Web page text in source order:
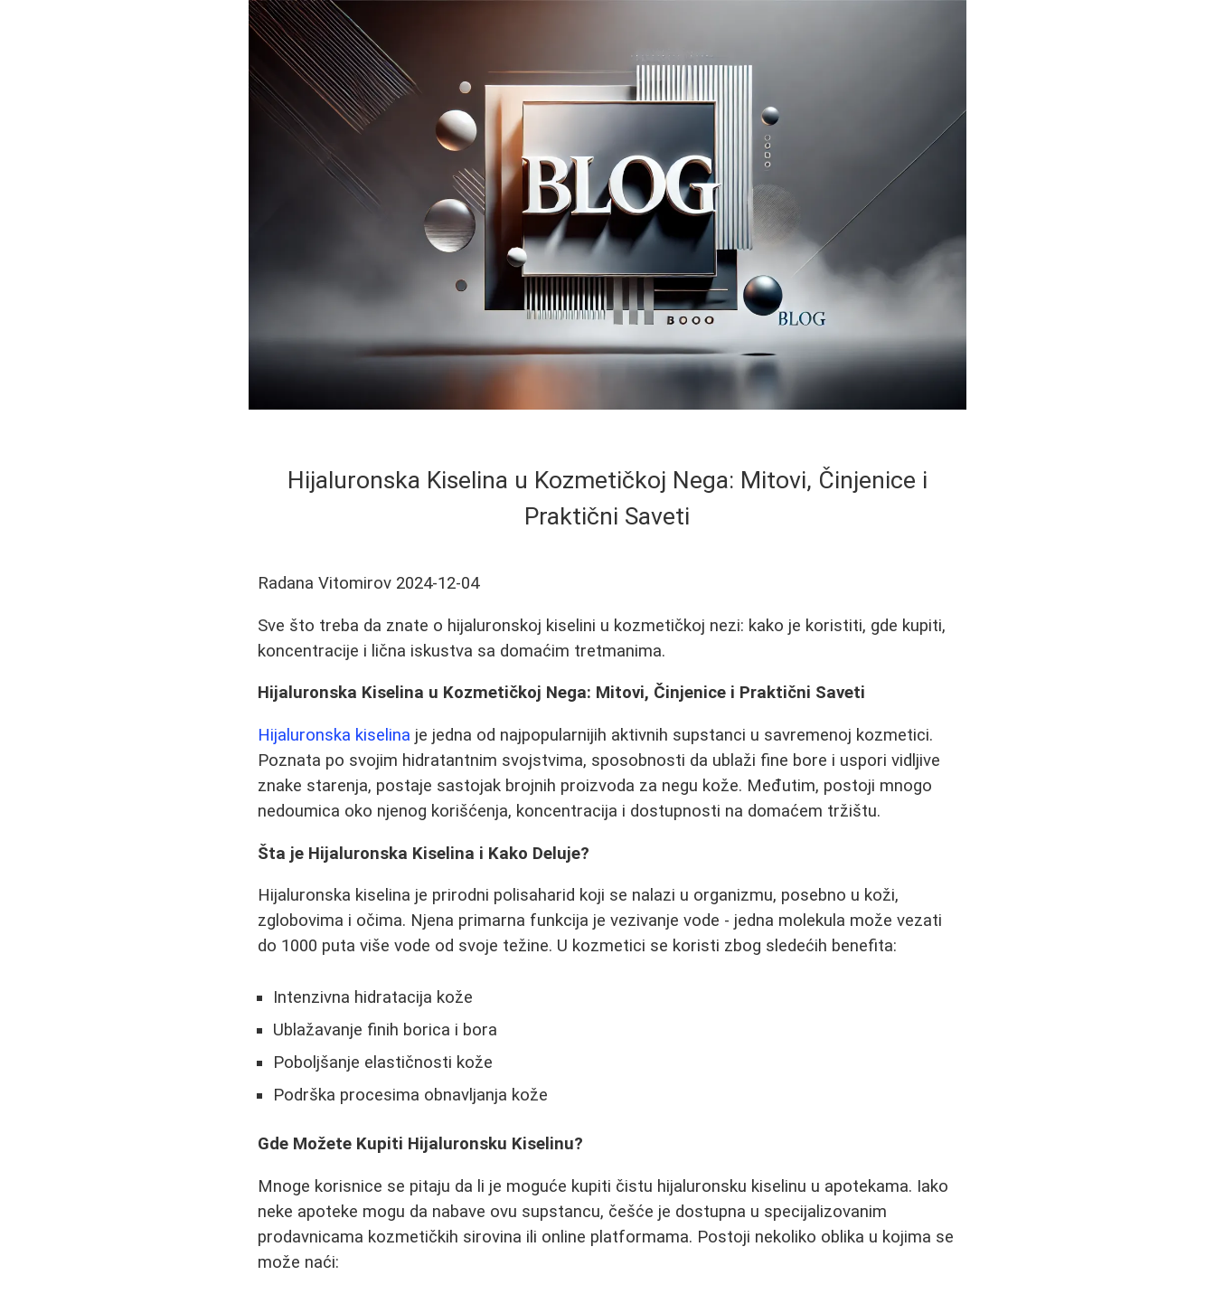
Hijaluronska Kiselina u Kozmetičkoj Nega: Mitovi, Činjenice i
Praktični Saveti
Radana Vitomirov 2024-12-04
Sve što treba da znate o hijaluronskoj kiselini u kozmetičkoj nezi: kako je koristiti, gde kupiti,
koncentracije i lična iskustva sa domaćim tretmanima.
Hijaluronska Kiselina u Kozmetičkoj Nega: Mitovi, Činjenice i Praktični Saveti
Hijaluronska kiselina je jedna od najpopularnijih aktivnih supstanci u savremenoj kozmetici.
Poznata po svojim hidratantnim svojstvima, sposobnosti da ublaži fine bore i uspori vidljive
znake starenja, postaje sastojak brojnih proizvoda za negu kože. Međutim, postoji mnogo
nedoumica oko njenog korišćenja, koncentracija i dostupnosti na domaćem tržištu.
Šta je Hijaluronska Kiselina i Kako Deluje?
Hijaluronska kiselina je prirodni polisaharid koji se nalazi u organizmu, posebno u koži,
zglobovima i očima. Njena primarna funkcija je vezivanje vode - jedna molekula može vezati
do 1000 puta više vode od svoje težine. U kozmetici se koristi zbog sledećih benefita:
Intenzivna hidratacija kože
Ublažavanje finih borica i bora
Poboljšanje elastičnosti kože
Podrška procesima obnavljanja kože
Gde Možete Kupiti Hijaluronsku Kiselinu?
Mnoge korisnice se pitaju da li je moguće kupiti čistu hijaluronsku kiselinu u apotekama. Iako
neke apoteke mogu da nabave ovu supstancu, češće je dostupna u specijalizovanim
prodavnicama kozmetičkih sirovina ili online platformama. Postoji nekoliko oblika u kojima se
može naći: